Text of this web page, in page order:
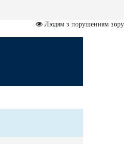
Людям з порушенням зору